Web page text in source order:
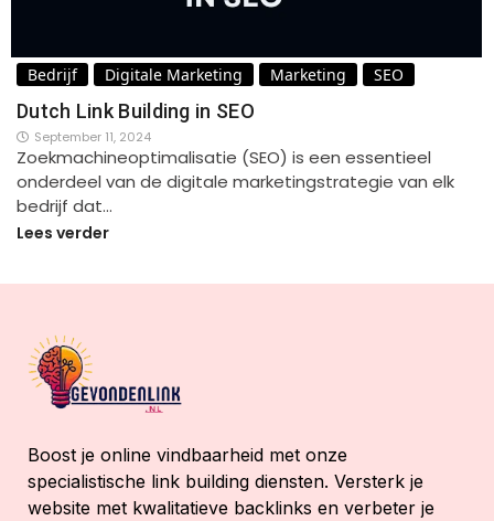
Bedrijf Digitale Marketing Marketing SEO
Dutch Link Building in SEO
September 11, 2024
Zoekmachineoptimalisatie (SEO) is een essentieel
onderdeel van de digitale marketingstrategie van elk
bedrijf dat…
Lees verder
Boost je online vindbaarheid met onze
specialistische link building diensten. Versterk je
website met kwalitatieve backlinks en verbeter je